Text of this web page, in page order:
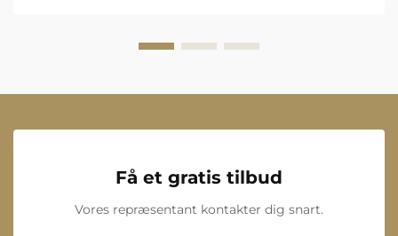
Få et gratis tilbud
Vores repræsentant kontakter dig snart.